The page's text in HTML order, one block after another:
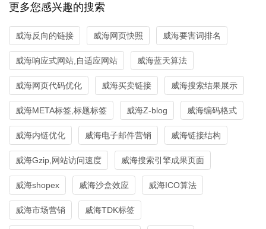
更多您感兴趣的搜索
威海反向的链接 威海网页快照 威海要害词排名
威海响应式网站,自适应网站 威海蓝天算法
威海网页代码优化 威海买卖链接 威海搜索结果展示
威海META标签,标题标签 威海Z-blog 威海编码格式
威海内链优化 威海电子邮件营销 威海链接结构
威海Gzip,网站访问速度 威海搜索引擎成果页面
威海shopex 威海沙盒效应 威海ICO算法
威海市场营销 威海TDK标签